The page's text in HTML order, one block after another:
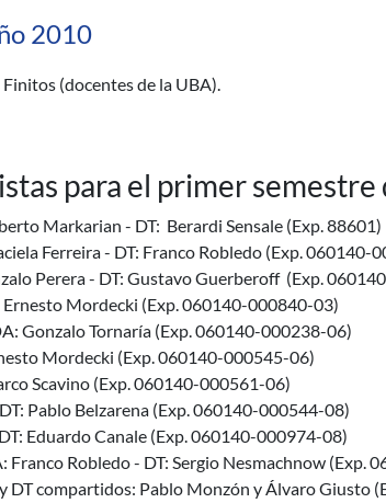
2010
(docentes de la UBA).
para el primer
Markarian - DT: Berardi Sensale (Exp. 88601)
Ferreira - DT: Franco Robledo (Exp. 060140-
Perera - DT: Gustavo Guerberoff (Exp.
Mordecki (Exp. 060140-000840-03)
Gonzalo Tornaría (Exp. 060140-000238-06)
Mordecki (Exp. 060140-000545-06)
Scavino (Exp. 060140-000561-06)
Pablo Belzarena (Exp. 060140-000544-08)
Eduardo Canale (Exp. 060140-000974-08)
Robledo - DT: Sergio Nesmachnow (Exp.
compartidos: Pablo Monzón y Álvaro Giusto